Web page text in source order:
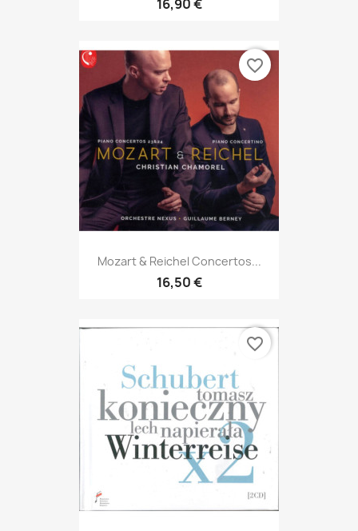
16,90 €
Mozart & Reichel Concertos...
16,50 €
favorite_border
favorite_border